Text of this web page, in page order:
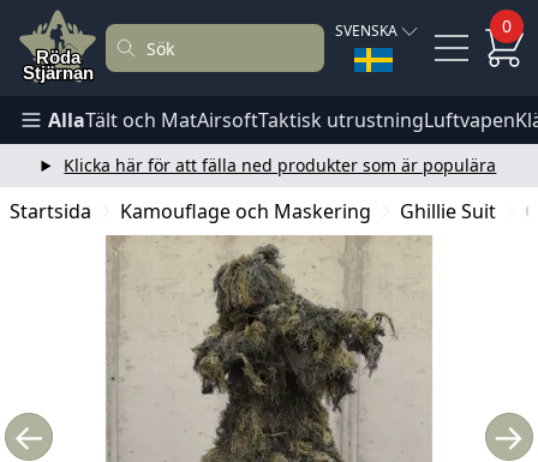
SVENSKA 0
AllaTält och MatAirsoftTaktisk utrustningLuftvapen
Klicka här för att fälla ned produkter som är populära
Startsida Kamouflage och Maskering Ghillie Suit
← →